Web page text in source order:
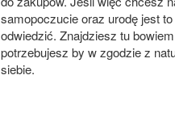
samopoczucie oraz urodę jest
odwiedzić. Znajdziesz tu
potrzebujesz by w zgodzie z
siebie.